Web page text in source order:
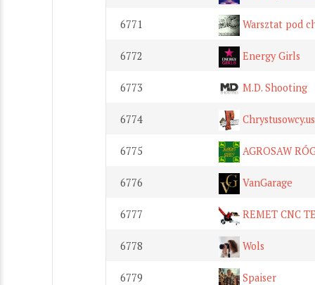
6771 Warsztat pod
6772 Energy Girls
6773 M.D. Shooting
6774 Chrystusowcy.us
6775 AGROSAW
6776 VanGarage
6777 REMET CNC
6778 Wols
6779 Spaiser